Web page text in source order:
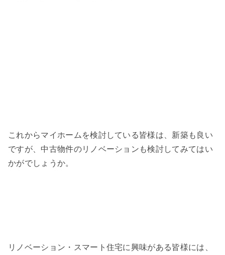
これからマイホームを検討している皆様は、新築も良い
ですが、中古物件のリノベーションも検討してみてはい
かがでしょうか。
リノベーション・スマート住宅に興味がある皆様には、